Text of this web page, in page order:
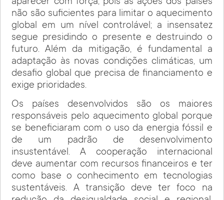
não são suficientes para limitar o aquecimento
global em um nível controlável; a insensatez
segue presidindo o presente e destruindo o
futuro. Além da mitigação, é fundamental a
adaptação às novas condições climáticas, um
desafio global que precisa de financiamento e
exige prioridades.
Os países desenvolvidos são os maiores
responsáveis pelo aquecimento global porque
se beneficiaram com o uso da energia fóssil e
de um padrão de desenvolvimento
insustentável. A cooperação internacional
deve aumentar com recursos financeiros e ter
como base o conhecimento em tecnologias
sustentáveis. A transição deve ter foco na